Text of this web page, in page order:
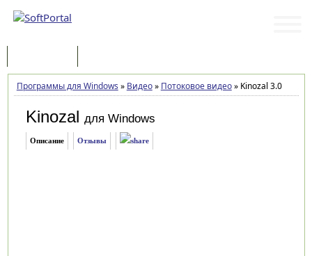
Программы для Windows » Видео» Потоковое видео»Kinozal 3.0
Kinozal для Windows
Описание Отзывы